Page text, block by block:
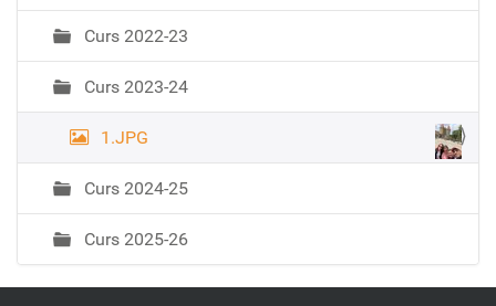
a
e
Curs 2022-23
Curs 2023-24
1.JPG
Curs 2024-25
Curs 2025-26